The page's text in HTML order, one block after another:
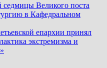
седмицы Великого поста
в Кафедральном
епархии принял
экстремизма и